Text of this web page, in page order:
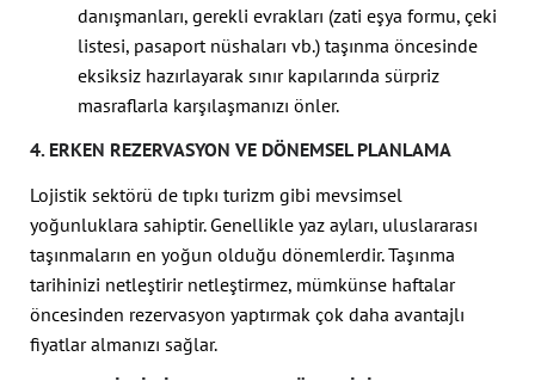
danışmanları, gerekli evrakları (zati eşya formu, çeki
listesi, pasaport nüshaları vb.) taşınma öncesinde
eksiksiz hazırlayarak sınır kapılarında sürpriz
masraflarla karşılaşmanızı önler.
4. ERKEN REZERVASYON VE DÖNEMSEL PLANLAMA
Lojistik sektörü de tıpkı turizm gibi mevsimsel
yoğunluklara sahiptir. Genellikle yaz ayları, uluslararası
taşınmaların en yoğun olduğu dönemlerdir. Taşınma
tarihinizi netleştirir netleştirmez, mümkünse haftalar
öncesinden rezervasyon yaptırmak çok daha avantajlı
fiyatlar almanızı sağlar.